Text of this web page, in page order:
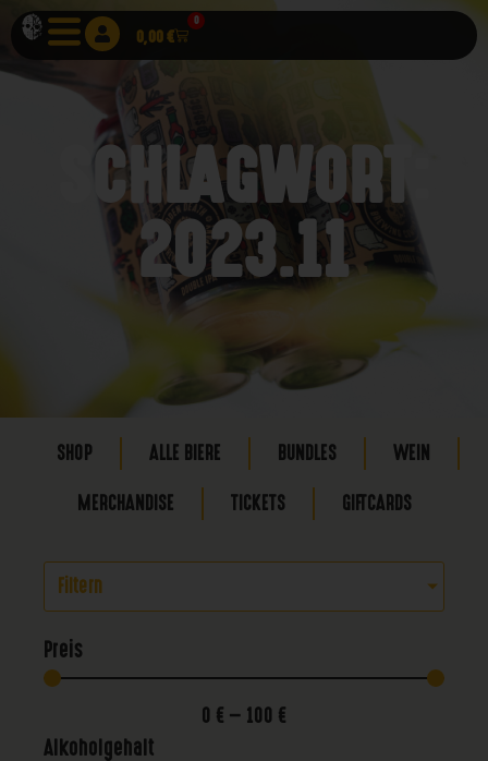
0,00€
0
SCHLAGWORT:
2023.11
SHOP ALLE BIERE BUNDLES WEIN
MERCHANDISE TICKETS GIFTCARDS
Filtern
Preis
0 € — 100 €
Alkoholgehalt